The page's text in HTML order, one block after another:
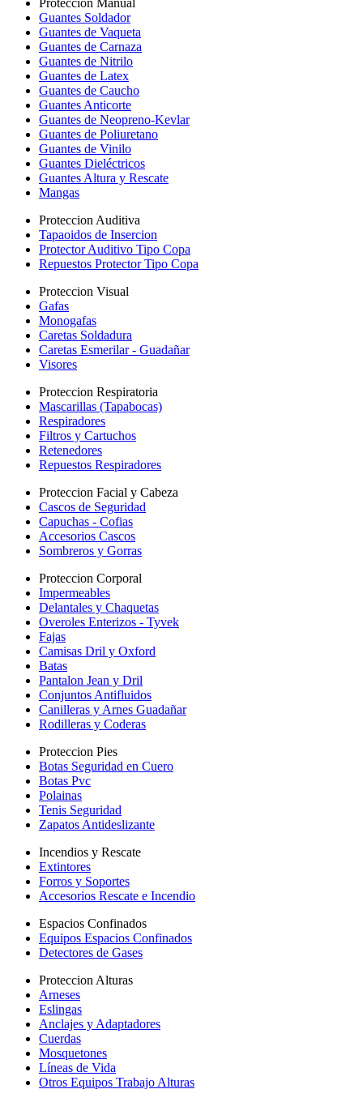
Proteccion Manual
Guantes Soldador
Guantes de Vaqueta
Guantes de Carnaza
Guantes de Nitrilo
Guantes de Latex
Guantes de Caucho
Guantes Anticorte
Guantes de Neopreno-Kevlar
Guantes de Poliuretano
Guantes de Vinilo
Guantes Dieléctricos
Guantes Altura y Rescate
Mangas
Proteccion Auditiva
Tapaoidos de Insercion
Protector Auditivo Tipo Copa
Repuestos Protector Tipo Copa
Proteccion Visual
Gafas
Monogafas
Caretas Soldadura
Caretas Esmerilar - Guadañar
Visores
Proteccion Respiratoria
Mascarillas (Tapabocas)
Respiradores
Filtros y Cartuchos
Retenedores
Repuestos Respiradores
Proteccion Facial y Cabeza
Cascos de Seguridad
Capuchas - Cofias
Accesorios Cascos
Sombreros y Gorras
Proteccion Corporal
Impermeables
Delantales y Chaquetas
Overoles Enterizos - Tyvek
Fajas
Camisas Dril y Oxford
Batas
Pantalon Jean y Dril
Conjuntos Antifluidos
Canilleras y Arnes Guadañar
Rodilleras y Coderas
Proteccion Pies
Botas Seguridad en Cuero
Botas Pvc
Polainas
Tenis Seguridad
Zapatos Antideslizante
Incendios y Rescate
Extintores
Forros y Soportes
Accesorios Rescate e Incendio
Espacios Confinados
Equipos Espacios Confinados
Detectores de Gases
Proteccion Alturas
Arneses
Eslingas
Anclajes y Adaptadores
Cuerdas
Mosquetones
Líneas de Vida
Otros Equipos Trabajo Alturas